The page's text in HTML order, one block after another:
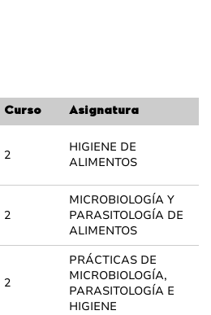
Curso Asignatura
2
HIGIENE DE
ALIMENTOS
2
MICROBIOLOGÍA Y
PARASITOLOGÍA DE
ALIMENTOS
2
PRÁCTICAS DE
MICROBIOLOGÍA,
PARASITOLOGÍA E
HIGIENE